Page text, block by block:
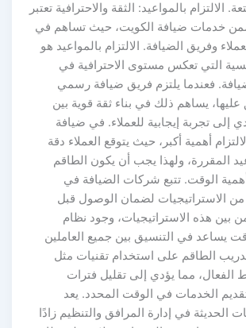
الالتزام بالمواعيد: الثقة والاحترافية تعتبر
ضمن خدمات ضيافة الكويت، حيث تساهم في
وفريق الضيافة. الالتزام بالمواعيد هو
التي تعكس مستوى الاحترافية في
فعندما يلتزم فريق ضيافة رسمي
عليها، يساهم ذلك في بناء ثقة قوية بين
إلى تجربة إيجابية للعملاء. في ضيافة
أهمية أكبر، حيث يتوقع العملاء دقة
المقررة، ولهذا يجب أن يكون الطاقم
الوقت. تتبع شركات الضيافة في
الاستراتيجيات لضمان الوصول قبل
بين هذه الاستراتيجيات، وجود نظام
يساعد في التنسيق بين جميع العاملين
الطاقم على استخدام تقنيات مثل
الفعال، مما يؤدي إلى تقليل فترات
الخدمات في الوقت المحدد. يعد
الحديثة في إدارة المرافق والتنظيم زادًا